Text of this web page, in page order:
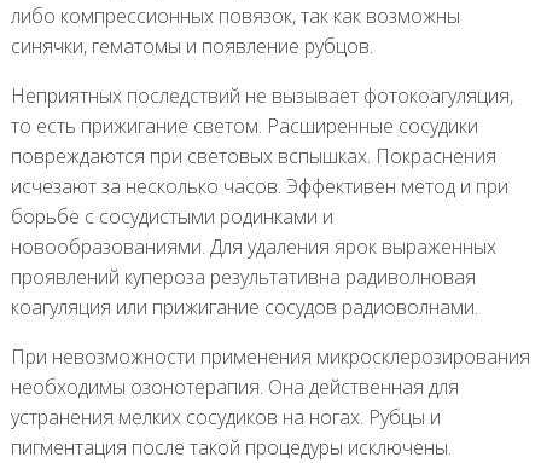
либо компрессионных повязок, так как возможны
синячки, гематомы и появление рубцов.
Неприятных последствий не вызывает фотокоагуляция,
то есть прижигание светом. Расширенные сосудики
повреждаются при световых вспышках. Покраснения
исчезают за несколько часов. Эффективен метод и при
борьбе с сосудистыми родинками и
новообразованиями. Для удаления ярок выраженных
проявлений купероза результативна радиволновая
коагуляция или прижигание сосудов радиоволнами.
При невозможности применения микросклерозирования
необходимы озонотерапия. Она действенная для
устранения мелких сосудиков на ногах. Рубцы и
пигментация после такой процедуры исключены.